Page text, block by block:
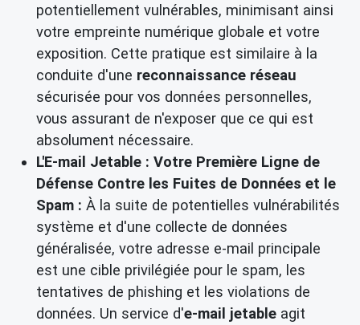
potentiellement vulnérables, minimisant ainsi
votre empreinte numérique globale et votre
exposition. Cette pratique est similaire à la
conduite d'une reconnaissance réseau
sécurisée pour vos données personnelles,
vous assurant de n'exposer que ce qui est
absolument nécessaire.
L'E-mail Jetable : Votre Première Ligne de
Défense Contre les Fuites de Données et le
Spam : À la suite de potentielles vulnérabilités
système et d'une collecte de données
généralisée, votre adresse e-mail principale
est une cible privilégiée pour le spam, les
tentatives de phishing et les violations de
données. Un service d'e-mail jetable agit